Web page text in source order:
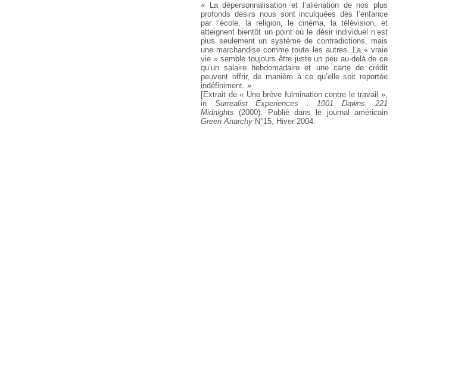
« La dépersonnalisation et l’aliénation de nos plus
profonds désirs nous sont inculquées dès l’enfance
par l’école, la religion, le cinéma, la télévision, et
atteignent bientôt un point où le désir individuel n’est
plus seulement un système de contradictions, mais
une marchandise comme toute les autres. La « vraie
vie » semble toujours être juste un peu au-delà de ce
qu’un salaire hebdomadaire et une carte de crédit
peuvent offrir, de manière à ce qu’elle soit reportée
indéfiniment. »
[Extrait de « Une brève fulmination contre le travail »,
in Surrealist Experiences : 1001 Dawns, 221
Midnights (2000). Publié dans le journal américain
Green Anarchy N°15, Hiver 2004.